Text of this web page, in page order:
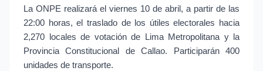
La ONPE realizará el viernes 10 de abril, a partir de las
22:00 horas, el traslado de los útiles electorales hacia
2,270 locales de votación de Lima Metropolitana y la
Provincia Constitucional de Callao. Participarán 400
unidades de transporte.